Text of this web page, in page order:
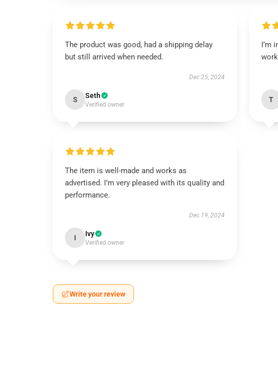
The product was good, had a shipping delay
but still arrived when needed.
Dec 25, 2024
S Seth
Verified owner
I’m
T
The item is well-made and works as
advertised. I’m very pleased with its quality and
performance.
Dec 19, 2024
I Ivy
Verified owner
Write your review